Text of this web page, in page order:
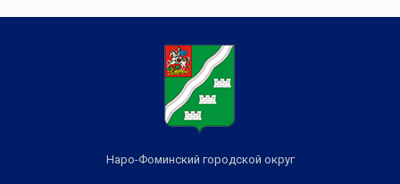
Наро-Фоминский городской округ